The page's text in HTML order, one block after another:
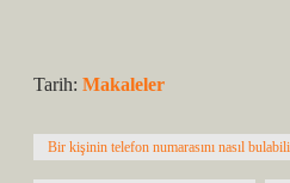
Tarih: Makaleler
Bir kişinin telefon numarasını nasıl